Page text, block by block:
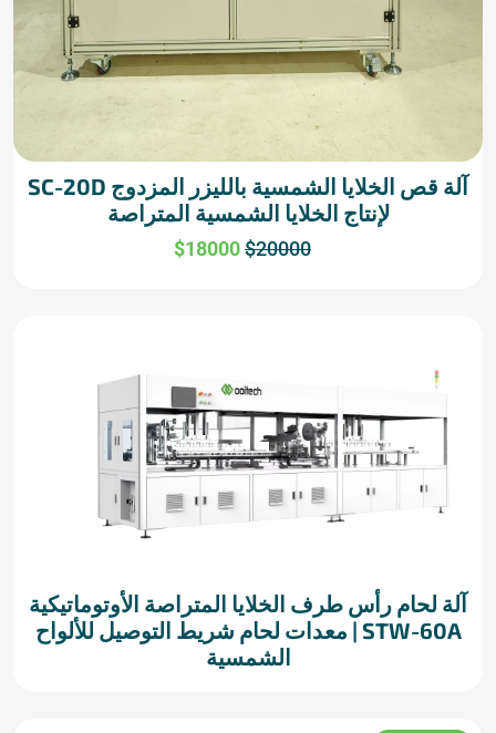
آلة قص الخلايا الشمسية بالليزر المزدوج SC-20D
لإنتاج الخلايا الشمسية المتراصة
$20000
$18000
آلة لحام رأس طرف الخلايا المتراصة الأوتوماتيكية
STW-60A | معدات لحام شريط التوصيل للألواح
الشمسية